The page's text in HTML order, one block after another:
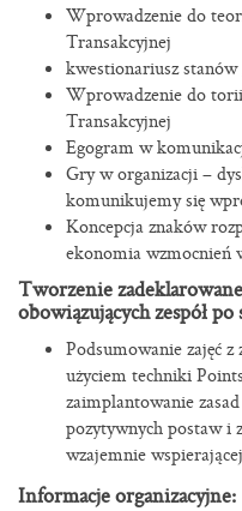
Wprowadzenie do
Transakcyjnej
kwestionariusz stanów
Wprowadzenie do
Transakcyjnej
Egogram w
Gry w organizacji –
komunikujemy się
Koncepcja znaków
ekonomia wzmocnień
Tworzenie
obowiązujących zespół
Podsumowanie zajęć
użyciem techniki
zaimplantowanie
pozytywnych postaw i
wzajemnie
Informacje organizacyjne: